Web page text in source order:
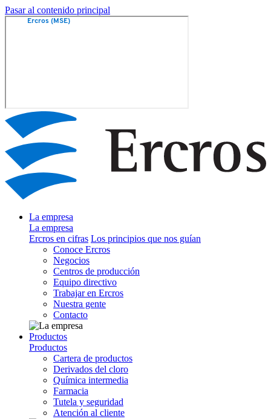
Pasar al contenido principal
La empresa
La empresa
Ercros en cifras Los principios que nos guían
Conoce Ercros
Negocios
Centros de producción
Equipo directivo
Trabajar en Ercros
Nuestra gente
Contacto
Productos
Productos
Cartera de productos
Derivados del cloro
Química intermedia
Farmacia
Tutela y seguridad
Atención al cliente